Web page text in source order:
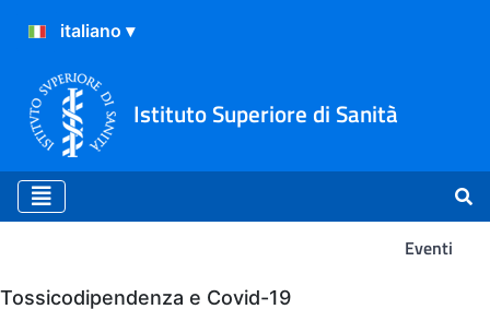
Istituto Superiore di Sanità
Eventi
Tossicodipendenza e Covid-19